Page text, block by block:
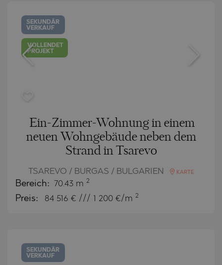
SEKUNDÄR
VERKAUF
VOLLENDET
PROJEKT
Ein-Zimmer-Wohnung in einem
neuen Wohngebäude neben dem
Strand in Tsarevo
TSAREVO / BURGAS / BULGARIEN KARTE
Bereich: 70.43 m 2
Preis: 84 516 € /// 1 200 €/m 2
SEKUNDÄR
VERKAUF